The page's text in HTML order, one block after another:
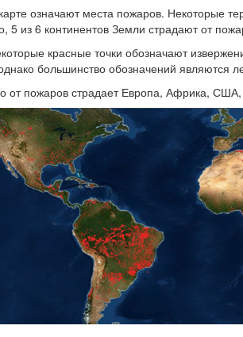
означают места пожаров. Некоторые
5 из 6 континентов Земли страдают от
красные точки обозначают
большинство обозначений являются
от пожаров страдает Европа, Африка,